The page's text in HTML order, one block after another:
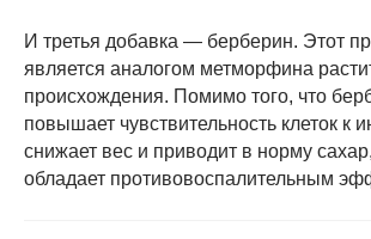
И третья добавка — берберин. Этот
является аналогом метморфина
происхождения. Помимо того, что
повышает чувствительность клеток к
снижает вес и приводит в норму
обладает противовоспалительным